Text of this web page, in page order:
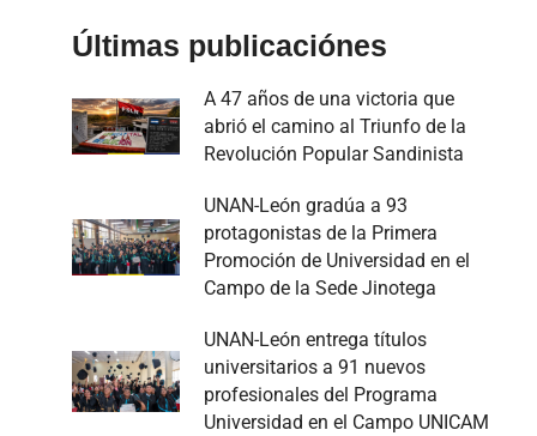
Últimas publicaciónes
A 47 años de una victoria que
abrió el camino al Triunfo de la
Revolución Popular Sandinista
UNAN-León gradúa a 93
protagonistas de la Primera
Promoción de Universidad en el
Campo de la Sede Jinotega
UNAN-León entrega títulos
universitarios a 91 nuevos
profesionales del Programa
Universidad en el Campo UNICAM